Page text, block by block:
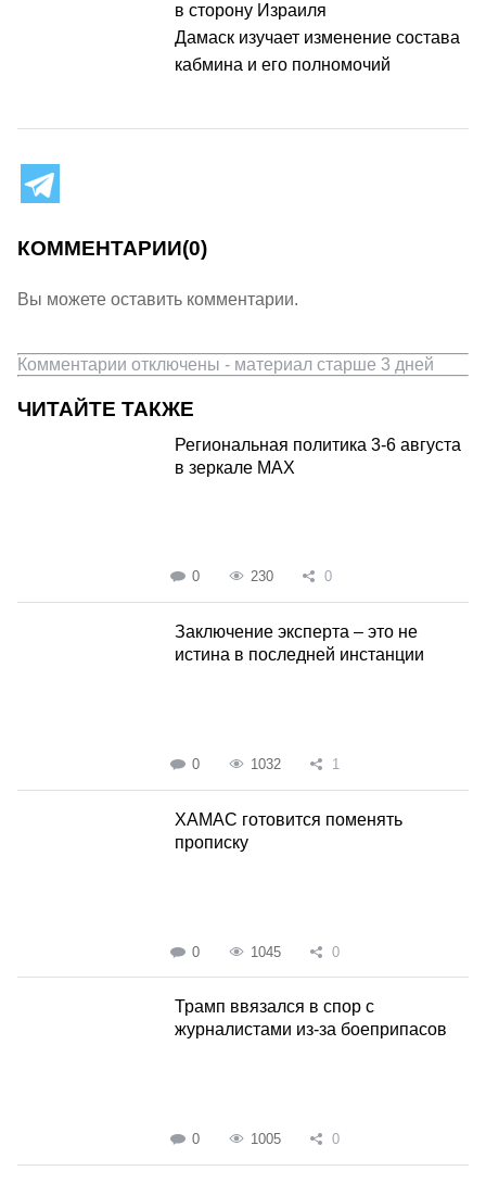
в сторону Израиля
Дамаск изучает изменение состава
кабмина и его полномочий
КОММЕНТАРИИ(0)
Вы можете оставить комментарии.
Комментарии отключены - материал старше 3 дней
ЧИТАЙТЕ ТАКЖЕ
Региональная политика 3-6 августа
в зеркале MAX
0 230 0
Заключение эксперта – это не
истина в последней инстанции
0 1032 1
ХАМАС готовится поменять
прописку
0 1045 0
Трамп ввязался в спор с
журналистами из-за боеприпасов
0 1005 0